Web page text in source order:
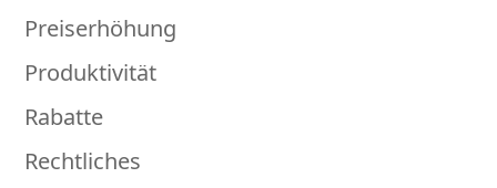
Preiserhöhung
Produktivität
Rabatte
Rechtliches